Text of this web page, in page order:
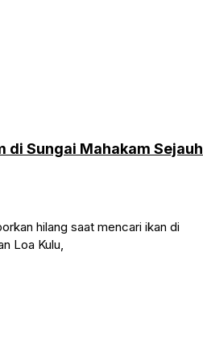
di Sungai Mahakam Sejauh
hilang saat mencari ikan di
Loa Kulu,